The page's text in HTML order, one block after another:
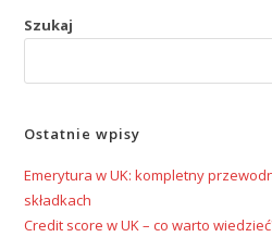
Szukaj
Ostatnie wpisy
Emerytura w UK: kompletny
składkach
Credit score w UK – co warto